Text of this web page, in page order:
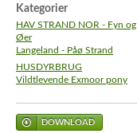
Kategorier
HAV STRAND NOR - Fyn og
Øer
Langeland - Påø Strand
HUSDYRBRUG
Vildtlevende Exmoor pony
DOWNLOAD